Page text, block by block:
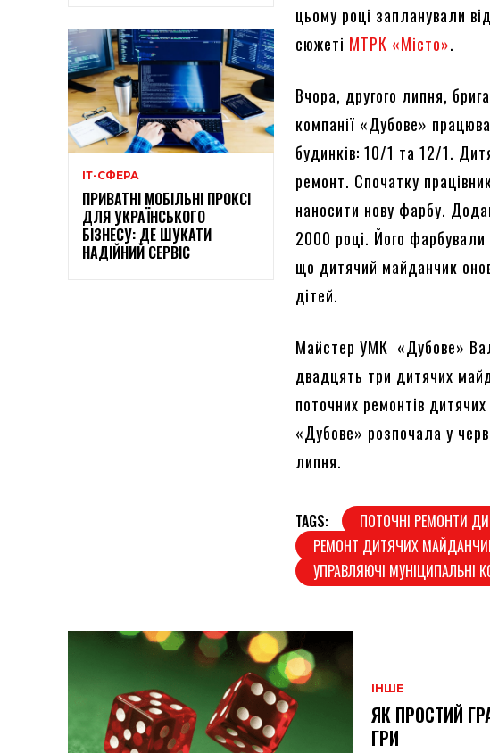
ІТ-СФЕРА
ПРИВАТНІ МОБІЛЬНІ ПРОКСІ
ДЛЯ УКРАЇНСЬКОГО
БІЗНЕСУ: ДЕ ШУКАТИ
НАДІЙНИЙ СЕРВІС
цьому році запланували
сюжеті МТРК «Місто».
Вчора, другого липня,
компанії «Дубове»
будинків: 10/1 та 12/1.
ремонт. Спочатку
наносити нову фарбу.
2000 році. Його
що дитячий майданчик
дітей.
Майстер УМК «Дубове»
двадцять три дитячих
поточних ремонтів
«Дубове» розпочала у
липня.
TAGS:
ПОТОЧНІ РЕМОНТИ
РЕМОНТ ДИТЯЧИХ
УПРАВЛЯЮЧІ МУНІЦИПАЛЬНІ
ІНШЕ
ЯК ПРОСТИЙ
ГРИ